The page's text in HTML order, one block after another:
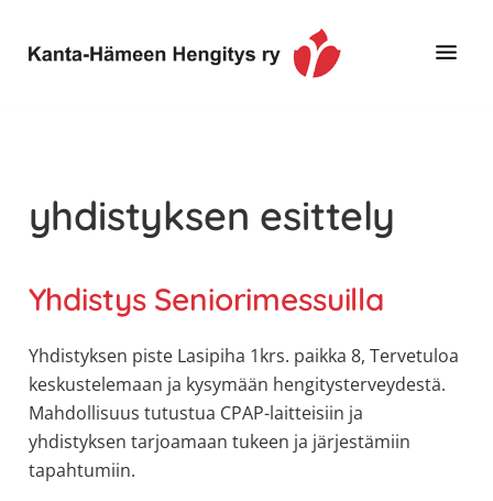
pääsisältöön
alatunnisteeseen
Hengitys
ry
erityisesti
jos
koskettaa
astma,
keuhkoahtaumatauti,uniapnea,
muut
keuhkosairaudet,
huono
sisäilma
tai
yhdistyksen esittely
Yhdistys Seniorimessuilla
Yhdistyksen piste Lasipiha 1krs. paikka 8, Tervetuloa
keskustelemaan ja kysymään hengitysterveydestä.
Mahdollisuus tutustua CPAP-laitteisiin ja
yhdistyksen tarjoamaan tukeen ja järjestämiin
tapahtumiin.